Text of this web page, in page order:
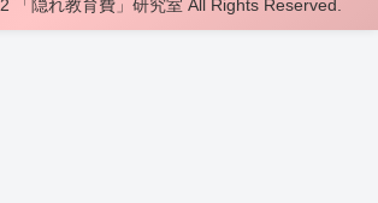
「隠れ教育費」研究室 All Rights Reserved.